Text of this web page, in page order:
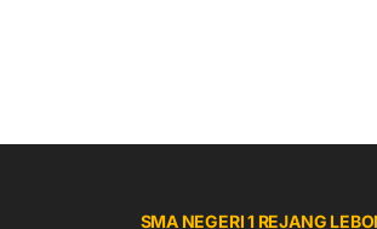
SMA NEGERI 1 REJANG